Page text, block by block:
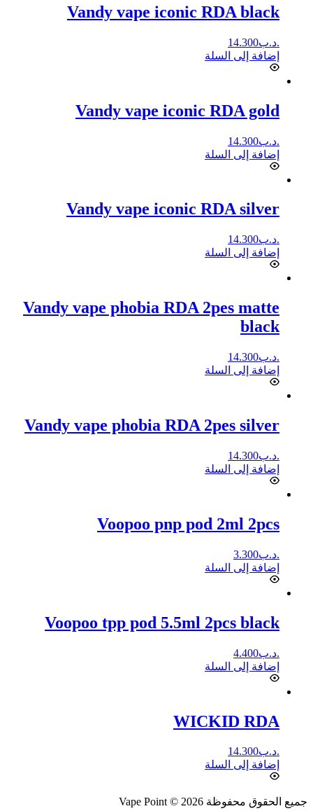
Vandy vape iconic RDA black
.د.ب14.300
إضافة إلى السلة
Vandy vape iconic RDA gold
.د.ب14.300
إضافة إلى السلة
Vandy vape iconic RDA silver
.د.ب14.300
إضافة إلى السلة
Vandy vape phobia RDA 2pes matte
black
.د.ب14.300
إضافة إلى السلة
Vandy vape phobia RDA 2pes silver
.د.ب14.300
إضافة إلى السلة
Voopoo pnp pod 2ml 2pcs
.د.ب3.300
إضافة إلى السلة
Voopoo tpp pod 5.5ml 2pcs black
.د.ب4.400
إضافة إلى السلة
WICKID RDA
.د.ب14.300
إضافة إلى السلة
جميع الحقوق محفوظة Vape Point © 2026